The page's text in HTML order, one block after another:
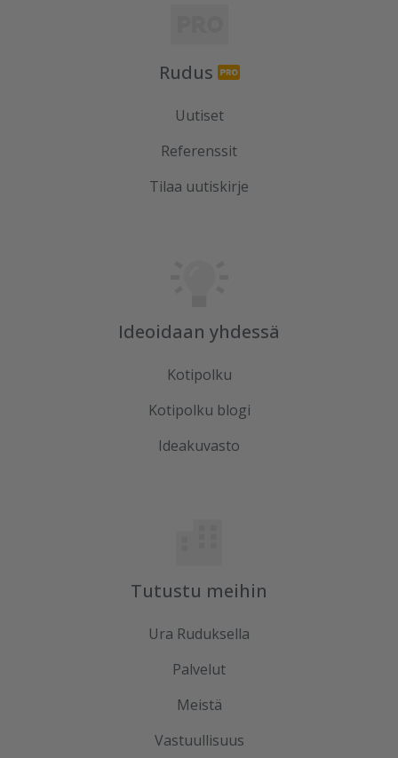
Rudus
Uutiset
Referenssit
Tilaa uutiskirje
Ideoidaan yhdessä
Kotipolku
Kotipolku blogi
Ideakuvasto
Tutustu meihin
Ura Ruduksella
Palvelut
Meistä
Vastuullisuus